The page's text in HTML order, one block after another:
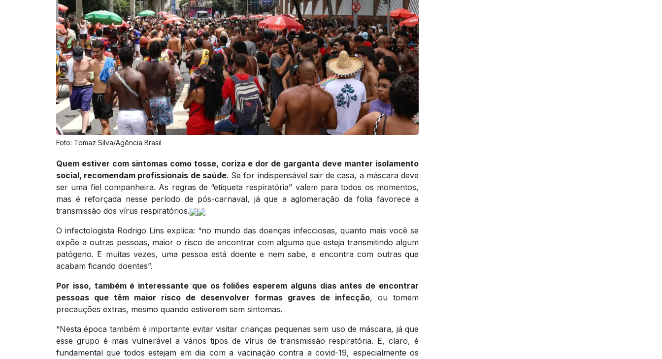
Foto: Tomaz Silva/Agência Brasil
Quem estiver com sintomas como tosse, coriza e dor de garganta deve manter isolamento
social, recomendam profissionais de saúde. Se for indispensável sair de casa, a máscara deve
ser uma fiel companheira. As regras de “etiqueta respiratória” valem para todos os momentos,
mas é reforçada nesse período de pós-carnaval, já que a aglomeração da folia favorece a
transmissão dos vírus respiratórios.
O infectologista Rodrigo Lins explica: “no mundo das doenças infecciosas, quanto mais você se
expõe a outras pessoas, maior o risco de encontrar com alguma que esteja transmitindo algum
patógeno. E muitas vezes, uma pessoa está doente e nem sabe, e encontra com outras que
acabam ficando doentes”.
Por isso, também é interessante que os foliões esperem alguns dias antes de encontrar
pessoas que têm maior risco de desenvolver formas graves de infecção, ou tomem
precauções extras, mesmo quando estiverem sem sintomas.
“Nesta época também é importante evitar visitar crianças pequenas sem uso de máscara, já que
esse grupo é mais vulnerável a vários tipos de vírus de transmissão respiratória. E, claro, é
fundamental que todos estejam em dia com a vacinação contra a covid-19, especialmente os